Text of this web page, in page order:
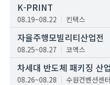
K-PRINT
08.19~08.22 킨텍스
자율주행모빌리티산업전
08.25~08.27 코엑스
차세대 반도체 패키징 산
08.26~08.28 수원컨벤션센터